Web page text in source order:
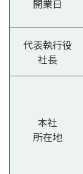
入院
きっかけ
終身保険
養老保険
長寿支援保険
お見積り
【まずは
法人のお
目的から探
かんぽ生
法人向け
お役立ち情
かんぽ生命
よくあるご質問
お問い合わせ
開業日
代表執行役
社長
本社
所在地